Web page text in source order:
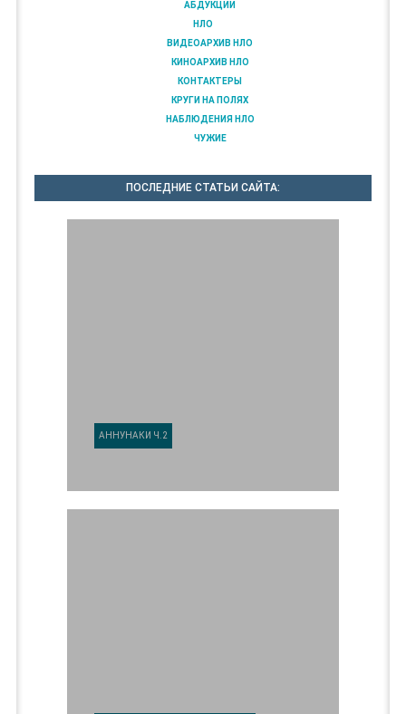
АБДУКЦИИ
НЛО
ВИДЕОАРХИВ НЛО
КИНОАРХИВ НЛО
КОНТАКТЕРЫ
КРУГИ НА ПОЛЯХ
НАБЛЮДЕНИЯ НЛО
ЧУЖИЕ
ПОСЛЕДНИЕ СТАТЬИ САЙТА:
АННУНАКИ Ч.2